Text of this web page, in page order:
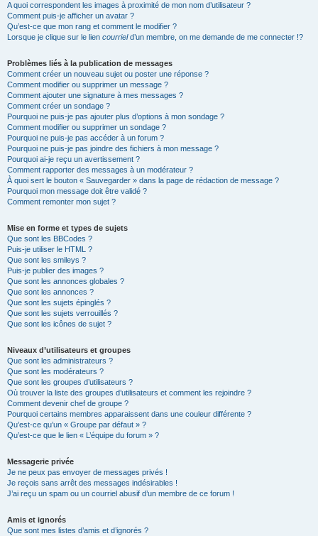
A quoi correspondent les images à proximité de mon nom d’utilisateur ?
Comment puis-je afficher un avatar ?
Qu’est-ce que mon rang et comment le modifier ?
Lorsque je clique sur le lien courrield’un membre, on me demande de me connecter !?
Problèmes liés à la publication de messages
Comment créer un nouveau sujet ou poster une réponse ?
Comment modifier ou supprimer un message ?
Comment ajouter une signature à mes messages ?
Comment créer un sondage ?
Pourquoi ne puis-je pas ajouter plus d’options à mon sondage ?
Comment modifier ou supprimer un sondage ?
Pourquoi ne puis-je pas accéder à un forum ?
Pourquoi ne puis-je pas joindre des fichiers à mon message ?
Pourquoi ai-je reçu un avertissement ?
Comment rapporter des messages à un modérateur ?
À quoi sert le bouton « Sauvegarder » dans la page de rédaction de message ?
Pourquoi mon message doit être validé ?
Comment remonter mon sujet ?
Mise en forme et types de sujets
Que sont les BBCodes ?
Puis-je utiliser le HTML ?
Que sont les smileys ?
Puis-je publier des images ?
Que sont les annonces globales ?
Que sont les annonces ?
Que sont les sujets épinglés ?
Que sont les sujets verrouillés ?
Que sont les icônes de sujet ?
Niveaux d’utilisateurs et groupes
Que sont les administrateurs ?
Que sont les modérateurs ?
Que sont les groupes d’utilisateurs ?
Où trouver la liste des groupes d’utilisateurs et comment les rejoindre ?
Comment devenir chef de groupe ?
Pourquoi certains membres apparaissent dans une couleur différente ?
Qu’est-ce qu’un « Groupe par défaut » ?
Qu’est-ce que le lien « L’équipe du forum » ?
Messagerie privée
Je ne peux pas envoyer de messages privés !
Je reçois sans arrêt des messages indésirables !
J’ai reçu un spam ou un courriel abusif d’un membre de ce forum !
Amis et ignorés
Que sont mes listes d’amis et d’ignorés ?